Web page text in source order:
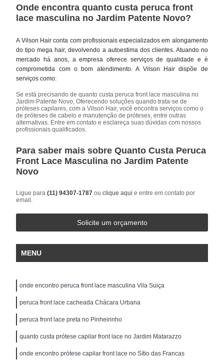
Onde encontra quanto custa peruca front
lace masculina no Jardim Patente Novo?
A Vilson Hair conta com profissionais especializados em alongamento
do tipo mega hair, devolvendo a autoestima dos clientes. Atuando no
mercado há anos, a empresa oferece serviços de qualidade e é
comprometida com o bom atendimento. A Vilson Hair dispõe de
serviços como:
Se está precisando de quanto custa peruca front lace masculina no
Jardim Patente Novo, Oferecendo soluções quando trata-se de
próteses capilares, com a Vilson Hair, você encontra serviços como o
de próteses de cabelo e manutenção de próteses, entre outras
alternativas. Entre em contato e esclareça suas dúvidas com nossos
profissionais qualificados.
Para saber mais sobre Quanto Custa Peruca
Front Lace Masculina no Jardim Patente
Novo
Ligue para(11) 94307-1787ouclique aqui e entre em contato por
email.
Solicite um orçamento
MENU
onde encontro peruca front lace masculina Vila Suiça
peruca front lace cacheada Chácara Urbana
peruca front lace preta no Pinheirinho
quanto custa prótese capilar front lace no Jardim Matarazzo
onde encontro prótese capilar front lace no Sítio das Francas